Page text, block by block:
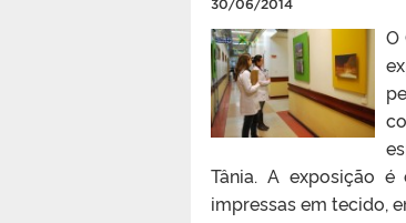
30/06/2014
O
Tânia. A exposição
impressas em tecido,